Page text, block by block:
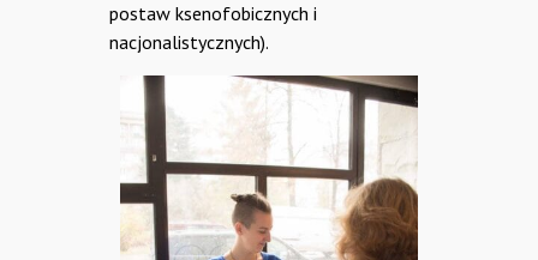
postaw ksenofobicznych i
nacjonalistycznych).